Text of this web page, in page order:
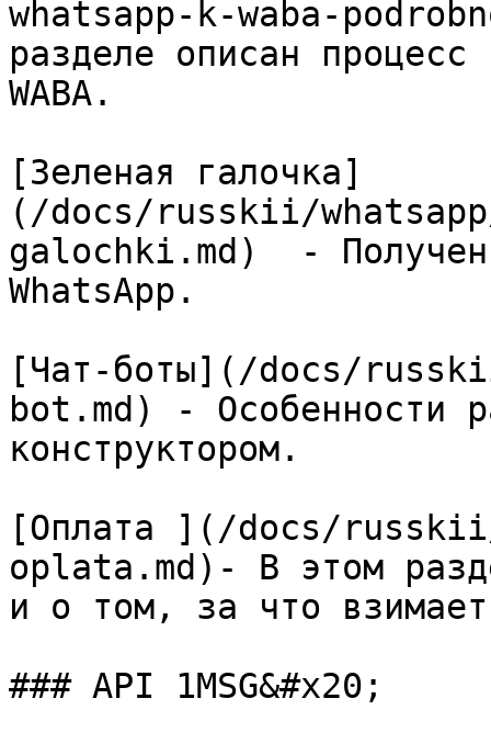
whatsapp-k-waba-
разделе описан
WABA.
[Зеленая галочка]
(/docs/russkii/
galochki.md)  -
WhatsApp.
[Чат-боты](/docs/
bot.md) - Особенности
конструктором.
[Оплата ](/docs/
oplata.md)- В этом
и о том, за что
### API 1MSG&#x20;